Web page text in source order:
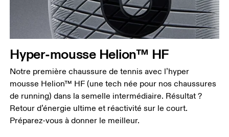
Hyper-mousse Helion™ HF
Notre première chaussure de tennis avec l’hyper
mousse Helion™ HF (une tech née pour nos chaussures
de running) dans la semelle intermédiaire. Résultat ?
Retour d’énergie ultime et réactivité sur le court.
Préparez-vous à donner le meilleur.